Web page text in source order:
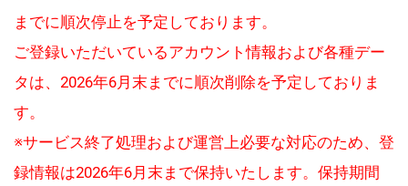
までに順次停止を予定しております。
ご登録いただいているアカウント情報および各種デー
タは、2026年6月末までに順次削除を予定しておりま
す。
※サービス終了処理および運営上必要な対応のため、登
録情報は2026年6月末まで保持いたします。保持期間